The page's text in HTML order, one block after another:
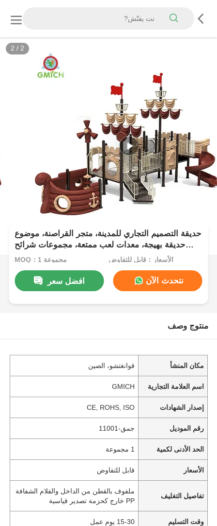
2 / 2
حديقة التصميم التجاري للمدينة، متجر القراصنة، موضوع
حديقة بهيجة، معدات لعب ممتعة، مجموعات شرائح
بلاستيكية للأطفال
MOQ：1 مجموعة الأسعار：قابل للتفاوض
افضل سعر نتحدث الآن
منتوج وصف
مكان المنشأ قوانغتشو، الصين
اسم العلامة التجارية GMICH
إصدار الشهادات CE, ROHS, ISO
رقم الموديل جمق-11001
الحد الأدنى لكمية 1 مجموعة
الأسعار قابل للتفاوض
تفاصيل التغليف
ملفوف بالقطن من الداخل والفلام الشفافة
PP خارج كحزمة تصدير قياسية
وقت التسليم 15-30 يوم عمل